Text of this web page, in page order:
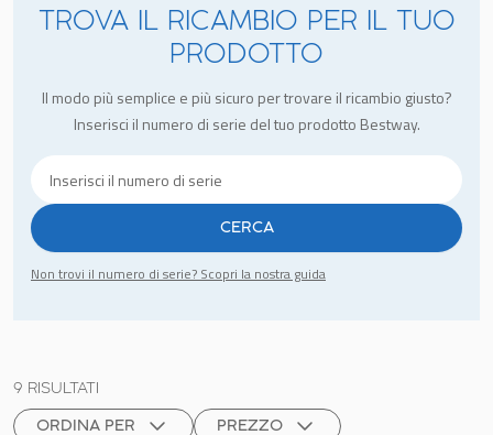
TROVA IL RICAMBIO PER IL TUO
PRODOTTO
Il modo più semplice e più sicuro per trovare il ricambio giusto?
Inserisci il numero di serie del tuo prodotto Bestway.
CERCA
Non trovi il numero di serie? Scopri la nostra guida
9 RISULTATI
ORDINA PER PREZZO